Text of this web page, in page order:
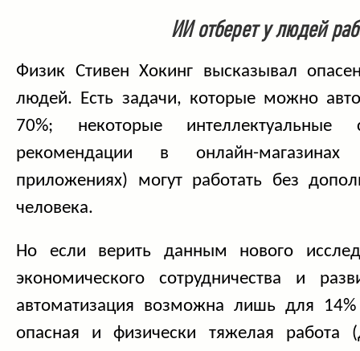
ИИ отберет у людей
Физик Стивен Хокинг высказывал
людей. Есть задачи, которые можно
70%; некоторые интеллектуальные
рекомендации в онлайн-
приложениях) могут работать без
человека.
Но если верить данным нового
экономического сотрудничества и
автоматизация возможна лишь для
опасная и физически тяжелая работа